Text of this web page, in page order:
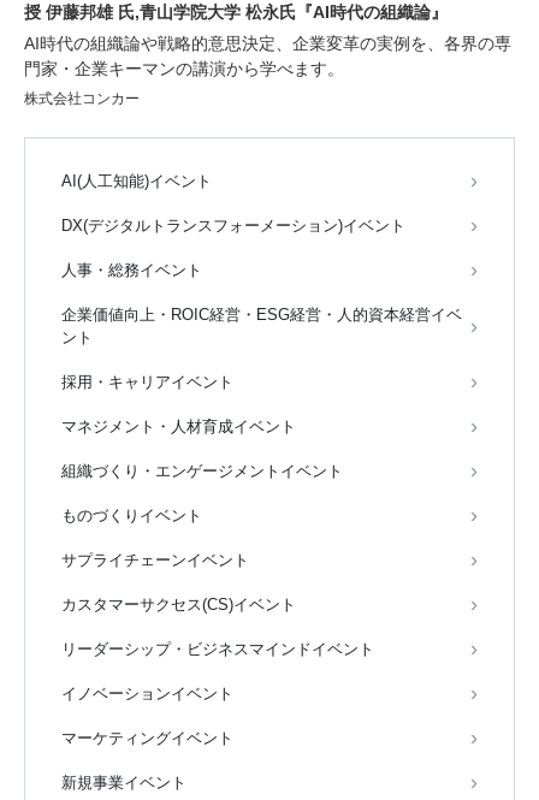
授 伊藤邦雄 氏,青山学院大学 松永氏『AI時代の組織論』
AI時代の組織論や戦略的意思決定、企業変革の実例を、各界の専
門家・企業キーマンの講演から学べます。
株式会社コンカー
AI(人工知能)イベント
DX(デジタルトランスフォーメーション)イベント
人事・総務イベント
企業価値向上・ROIC経営・ESG経営・人的資本経営イベ
ント
採用・キャリアイベント
マネジメント・人材育成イベント
組織づくり・エンゲージメントイベント
ものづくりイベント
サプライチェーンイベント
カスタマーサクセス(CS)イベント
リーダーシップ・ビジネスマインドイベント
イノベーションイベント
マーケティングイベント
新規事業イベント